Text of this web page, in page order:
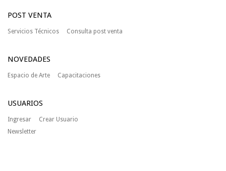
POST VENTA
Servicios Técnicos Consulta post venta
NOVEDADES
Espacio de Arte Capacitaciones
USUARIOS
Ingresar
Crear Usuario
Newsletter